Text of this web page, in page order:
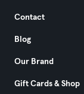
Contact
Blog
Our Brand
Gift Cards & Shop